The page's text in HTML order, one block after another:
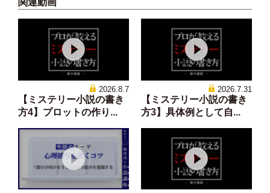
2026.8.7
【ミステリー小説の書き
方4】プロットの作り...
2026.7.31
【ミステリー小説の書き
方3】具体例として自...